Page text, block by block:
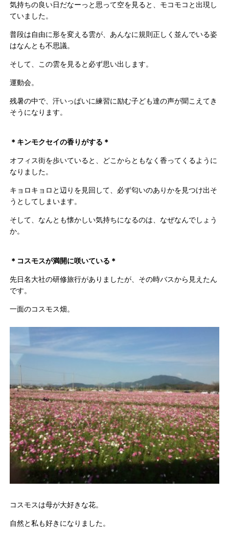
気持ちの良い日だなーっと思って空を見ると、モコモコと出現し
ていました。
普段は自由に形を変える雲が、あんなに規則正しく並んでいる姿
はなんとも不思議。
そして、この雲を見ると必ず思い出します。
運動会。
残暑の中で、汗いっぱいに練習に励む子ども達の声が聞こえてき
そうになります。
＊キンモクセイの香りがする＊
オフィス街を歩いていると、どこからともなく香ってくるように
なりました。
キョロキョロと辺りを見回して、必ず匂いのありかを見つけ出そ
うとしてしまいます。
そして、なんとも懐かしい気持ちになるのは、なぜなんでしょう
か。
＊コスモスが満開に咲いている＊
先日名大社の研修旅行がありましたが、その時バスから見えたん
です。
一面のコスモス畑。
コスモスは母が大好きな花。
自然と私も好きになりました。